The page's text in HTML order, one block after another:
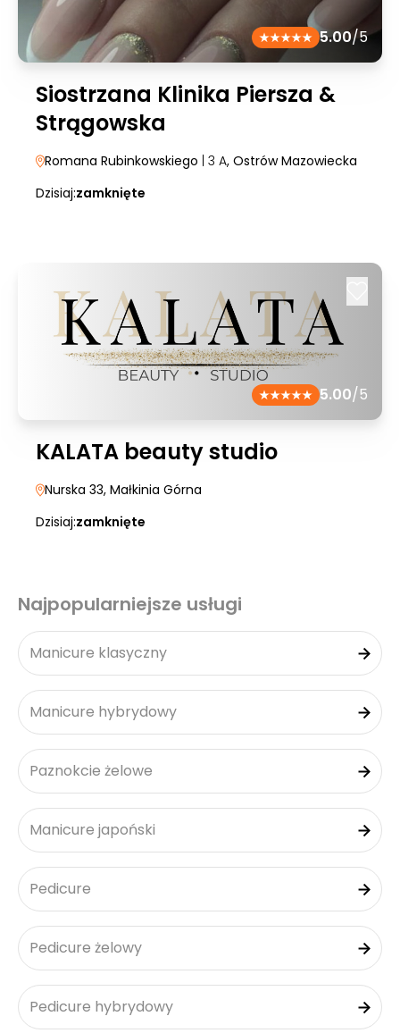
5.00/5
Siostrzana Klinika Piersza &
Strągowska
Romana Rubinkowskiego | 3 A, Ostrów Mazowiecka
Dzisiaj:zamknięte
5.00/5
KALATA beauty studio
Nurska 33, Małkinia Górna
Dzisiaj:zamknięte
Najpopularniejsze usługi
Manicure klasyczny
Manicure hybrydowy
Paznokcie żelowe
Manicure japoński
Pedicure
Pedicure żelowy
Pedicure hybrydowy